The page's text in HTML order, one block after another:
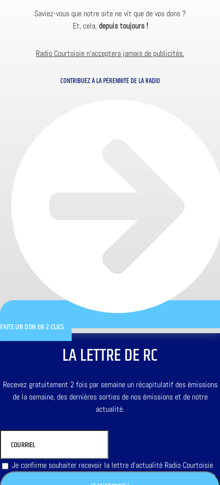
Saviez-vous que notre site ne vit que de vos dons ?
Et, cela, depuis toujours !
Radio Courtoisie n’acceptera jamais de publicités.
CONTRIBUEZ À LA PÉRENNITÉ DE LA RADIO
FAITE UN DON EN 2 CLICS
LA LETTRE DE RC
Recevez gratuitement 2 fois par semaine un récapitulatif des émissions
de la semaine, des dernières sorties de nos émissions et de notre
actualité.
Je confirme souhaiter recevoir la lettre d'actualité Radio Courtoisie